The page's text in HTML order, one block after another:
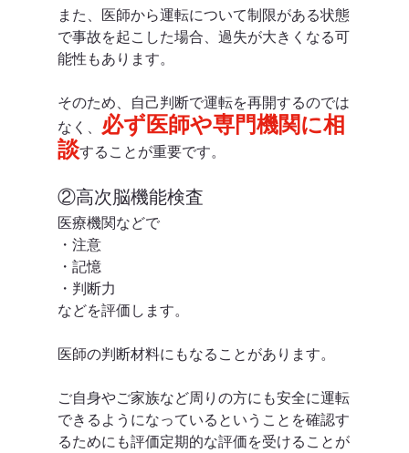
また、医師から運転について制限がある状態
で事故を起こした場合、過失が大きくなる可
能性もあります。
そのため、自己判断で運転を再開するのでは
なく、 必ず医師や専門機関に相
談することが重要です。
②高次脳機能検査
医療機関などで
・注意
・記憶
・判断力
などを評価します。
医師の判断材料にもなることがあります。
ご自身やご家族など周りの方にも安全に運転
できるようになっているということを確認す
るためにも評価定期的な評価を受けることが